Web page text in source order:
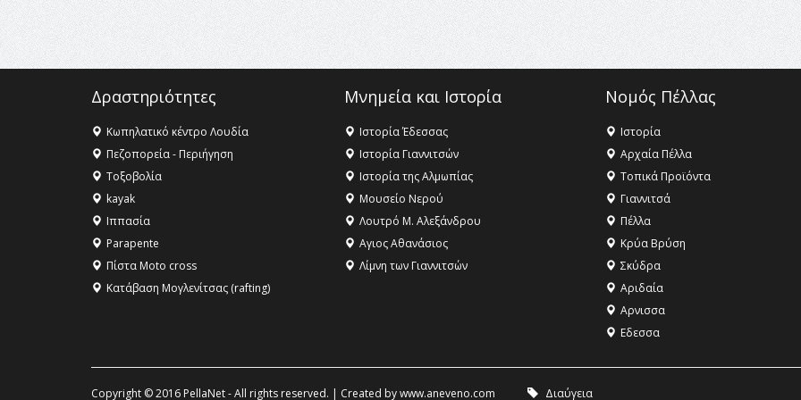
Δραστηριότητες
Κωπηλατικό κέντρο Λουδία
Πεζοπορεία - Περιήγηση
Τοξοβολία
kayak
Ιππασία
Parapente
Πίστα Moto cross
Κατάβαση Μογλενίτσας (rafting)
Μνημεία και Ιστορία
Ιστορία Έδεσσας
Ιστορία Γιαννιτσών
Ιστορία της Αλμωπίας
Μουσείο Νερού
Λουτρό Μ. Αλεξάνδρου
Αγιος Αθανάσιος
Λίμνη των Γιαννιτσών
Νομός Πέλλας
Ιστορία
Αρχαία Πέλλα
Τοπικά Προϊόντα
Γιαννιτσά
Πέλλα
Κρύα Βρύση
Σκύδρα
Αριδαία
Aρνισσα
Eδεσσα
Copyright © 2016 PellaNet - All rights reserved. | Created bywww.aneveno.com Διαύγεια